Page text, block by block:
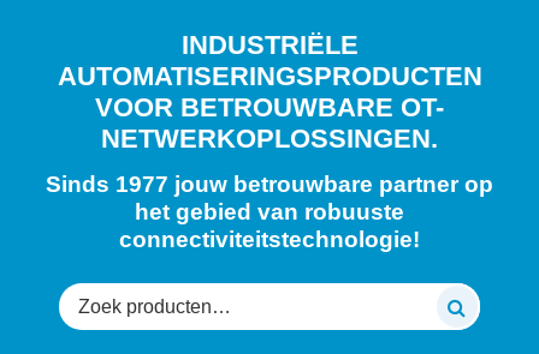
INDUSTRIËLE
AUTOMATISERINGSPRODUCTEN
VOOR BETROUWBARE OT-
NETWERKOPLOSSINGEN.
Sinds 1977 jouw betrouwbare partner op
het gebied van robuuste
connectiviteitstechnologie!
Zoeken
naar: